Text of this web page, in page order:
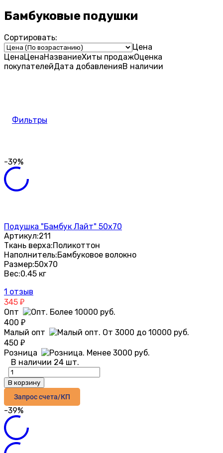
Бамбуковые подушки
Сортировать:
Цена
ЦенаЦенаНазваниеХиты продажОценка
покупателейДата добавленияВ наличии
Фильтры
-39%
Подушка "Бамбук Лайт" 50х70
Артикул:211
Ткань верха:Поликоттон
Наполнитель:Бамбуковое волокно
Размер:50х70
Вес:0.45 кг
1 отзыв
345 ₽
Опт
400 ₽
Малый опт
450 ₽
Розница
В наличии 24 шт.
В корзину
Запрос счета/КП
-39%